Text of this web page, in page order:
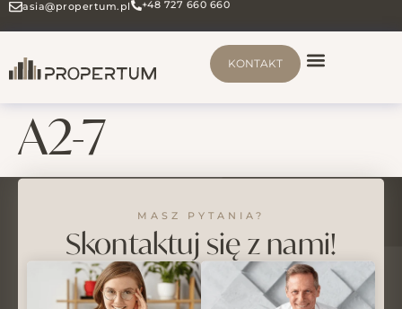
asia@propertum.pl +48 727 660 660
KONTAKT
A2-7
MASZ PYTANIA?
Skontaktuj się z nami!